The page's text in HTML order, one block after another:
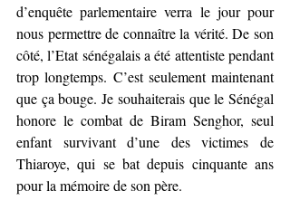
d’enquête parlementaire verra le jour pour
nous permettre de connaître la vérité. De son
côté, l’Etat sénégalais a été attentiste pendant
trop longtemps. C’est seulement maintenant
que ça bouge. Je souhaiterais que le Sénégal
honore le combat de Biram Senghor, seul
enfant survivant d’une des victimes de
Thiaroye, qui se bat depuis cinquante ans
pour la mémoire de son père.